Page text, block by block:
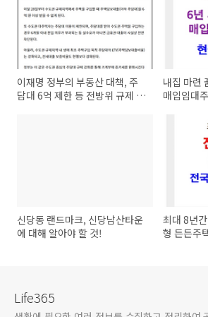
이재명 정부의 부동산 대책, 주
담대 6억 제한 등 전방위 규제 내
내집 마련
매입임대
신당동 랜드마크, 신당남산타운
에 대해 알아야 할 것!
최대 8년
형 든든주
Life365